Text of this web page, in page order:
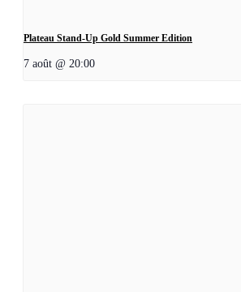
Plateau Stand-Up Gold Summer Edition
7 août @ 20:00